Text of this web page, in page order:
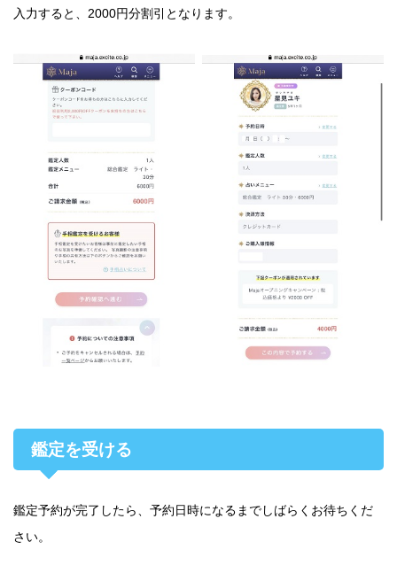
入力すると、2000円分割引となります。
鑑定を受ける
鑑定予約が完了したら、予約日時になるまでしばらくお待ちくだ
さい。